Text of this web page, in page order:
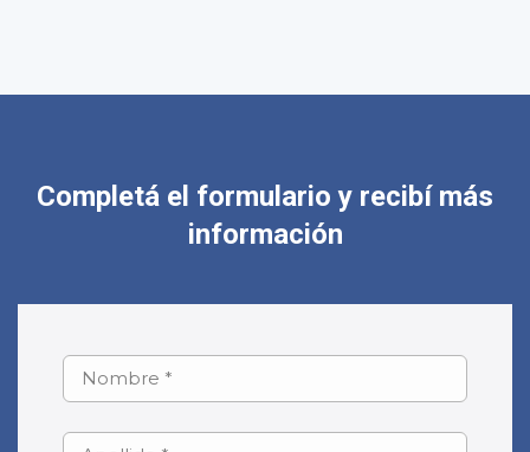
Completá el formulario y recibí más
información